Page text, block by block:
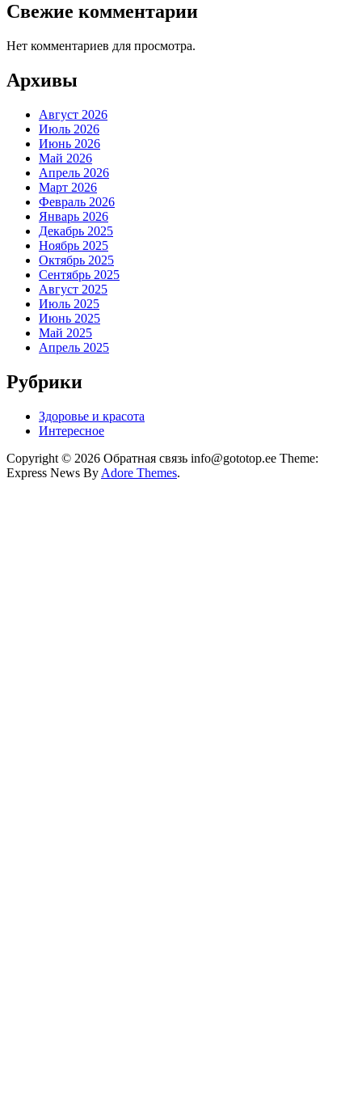
Свежие комментарии
Нет комментариев для просмотра.
Архивы
Август 2026
Июль 2026
Июнь 2026
Май 2026
Апрель 2026
Март 2026
Февраль 2026
Январь 2026
Декабрь 2025
Ноябрь 2025
Октябрь 2025
Сентябрь 2025
Август 2025
Июль 2025
Июнь 2025
Май 2025
Апрель 2025
Рубрики
Здоровье и красота
Интересное
Copyright © 2026 Обратная связь info@gototop.ee Theme:
Express News By Adore Themes.